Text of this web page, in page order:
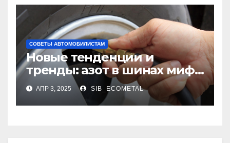
СОВЕТЫ АВТОМОБИЛИСТАМ
Новые тенденции и
тренды: азот в шинах миф
или реальность?
АПР 3, 2025 SIB_ECOMETAL